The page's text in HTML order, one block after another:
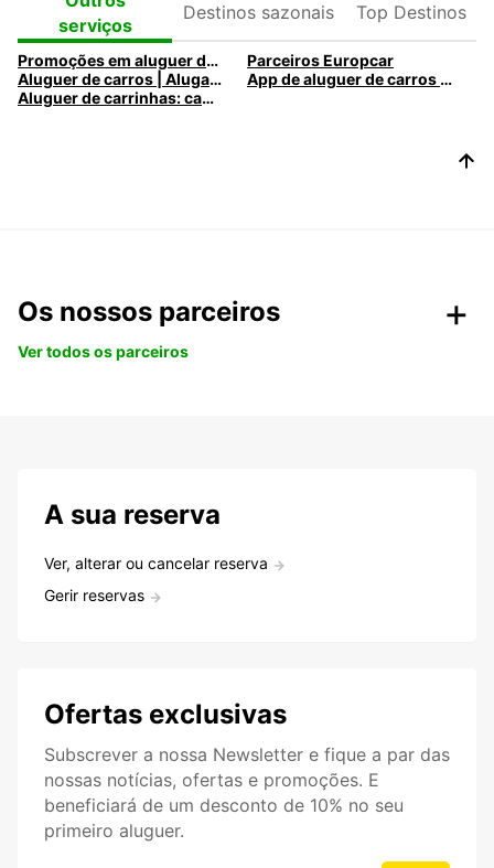
serviços
sazonais
Destinos
Promoções em aluguer de automóveis
Parceiros Europcar
Aluguer de carros | Alugar um carro com a Europcar
App de aluguer de carros e comerciais e ofertas mobile
Aluguer de carrinhas: camiões e carrinhas Europcar para todas as necessidades
Os nossos parceiros
Ver todos os parceiros
A sua reserva
Ver, alterar ou cancelar reserva
Gerir reservas
Ofertas exclusivas
Subscrever a nossa Newsletter e fique a par das
nossas notícias, ofertas e promoções. E
beneficiará de um desconto de 10% no seu
primeiro aluguer.